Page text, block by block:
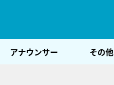
アナウンサー その他